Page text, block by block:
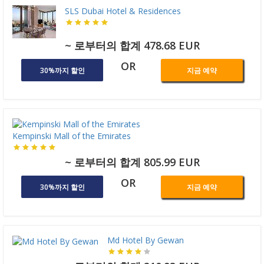
SLS Dubai Hotel & Residences
~ 로부터의 합계 478.68 EUR
30%까지 할인 OR 지금 예약
Kempinski Mall of the Emirates
~ 로부터의 합계 805.99 EUR
30%까지 할인 OR 지금 예약
Md Hotel By Gewan